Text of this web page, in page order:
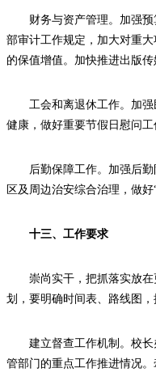
财务与资产管理。加强
部审计工作规定，加大对重
的保值增值。加快推进出版传
工会和离退休工作。加
健康，做好重要节假日慰问工
后勤保障工作。加强后
区及周边治安综合治理，做
十三、工作要求
崇尚实干，把抓落实放
划，要明确时间表、路线图
建立督查工作机制。校
管部门的重点工作推进情况